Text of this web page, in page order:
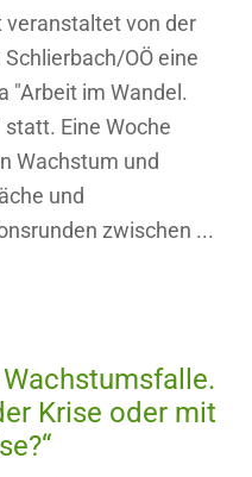
veranstaltet von der
OÖ eine
"Arbeit im Wandel.
Eine Woche
Wachstum und
und
zwischen ...
Krise oder mit